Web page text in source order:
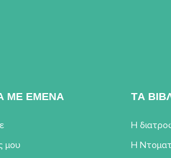
ΜΕ ΕΜΕΝΑ
μου
TΑ
Η
Η